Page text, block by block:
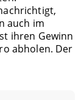
auch im
ihren Gewinn
abholen. Der